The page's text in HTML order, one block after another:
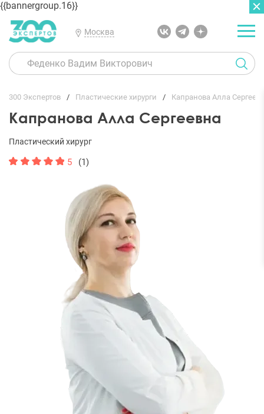
{{bannergroup.16}}
Москва
300 Экспертов Пластические хирурги Капранова Алла
Капранова Алла Сергеевна
Пластический хирург
5 (1)
ГЛАВНАЯ ОТЗЫВЫ